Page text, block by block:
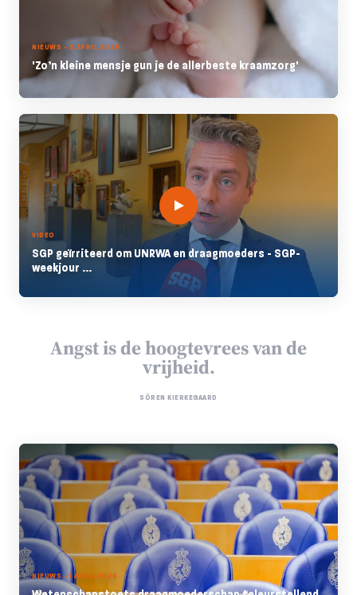
NIEUWS - 2 APRIL 2026
'Zo’n kleine mensje gun je de allerbeste kraamzorg'
VIDEO
SGP geïrriteerd om UNRWA en draagmoeders - SGP-
weekjour ...
Angst is de hoogtevrees van de
vrijheid.
SÖREN KIERKEGAARD
NIEUWS - 1 APRIL 2026